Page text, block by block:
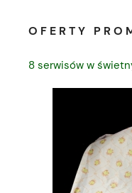
OFERTY
8 serwisów w